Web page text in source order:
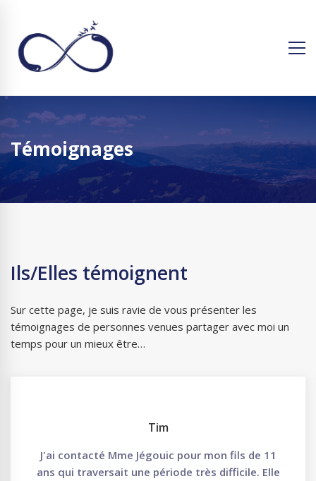
Témoignages
Ils/Elles témoignent
Sur cette page, je suis ravie de vous présenter les
témoignages de personnes venues partager avec moi un
temps pour un mieux être…
Tim
J'ai contacté Mme Jégouic pour mon fils de 11
ans qui traversait une période très difficile. Elle